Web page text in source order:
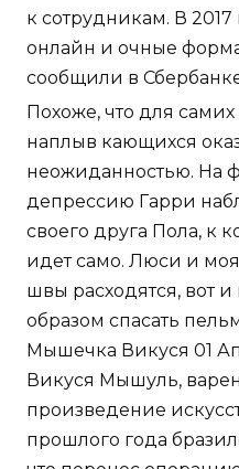
к сотрудникам. В 2017
онлайн и очные
сообщили в
Похоже, что для
наплыв кающихся
неожиданностью. На
депрессию Гарри
своего друга Пола, к
идет само. Люси и
швы расходятся, вот и
образом спасать
Мышечка Викуся 01
Викуся Мышуль,
произведение
прошлого года